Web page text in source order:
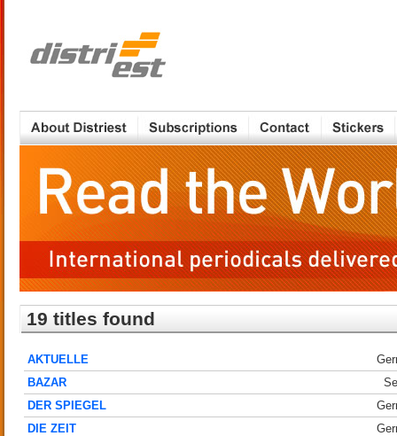
19 titles found
AKTUELLE
BAZAR
DER SPIEGEL
DIE ZEIT